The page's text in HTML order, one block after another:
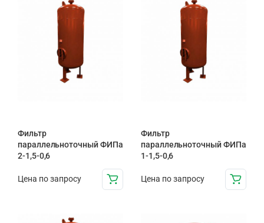
Фильтр
параллельноточный ФИПа
2-1,5-0,6
Цена по запросу
Фильтр
параллельноточный ФИПа
1-1,5-0,6
Цена по запросу